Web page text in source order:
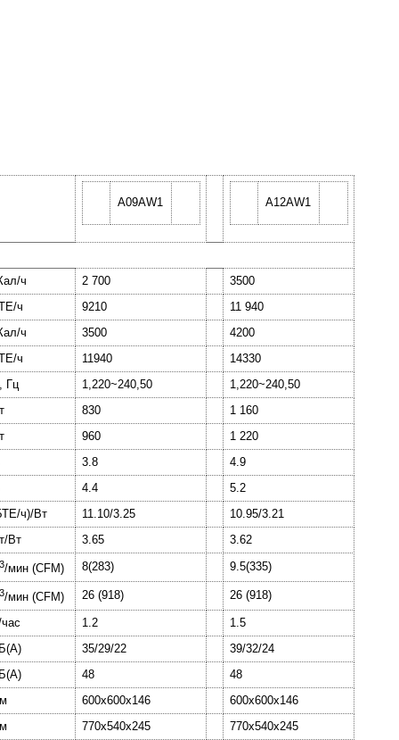
A09AW1 A12AW1
ч 2 700
3500
ч
9210 11 940
ч 3500
4200
ч
11940
14330
Гц 1,220~240,50 1,220~240,50
830
1 160
960 1 220
3.8
4.9
4.4
5.2
ч)/Вт 11.10/3.25
10.95/3.21
Вт 3.65 3.62
3/мин (СFM) 8(283) 9.5(335)
3/мин (СFM) 26 (918) 26 (918)
1.2 1.5
35/29/22
39/32/24
48
48
600x600x146
600x600x146
770x540x245 770x540x245